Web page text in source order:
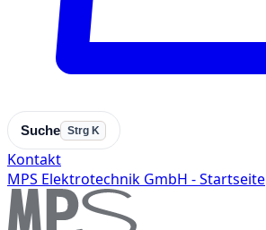
Suche Strg K
Kontakt
MPS Elektrotechnik GmbH - Startseite